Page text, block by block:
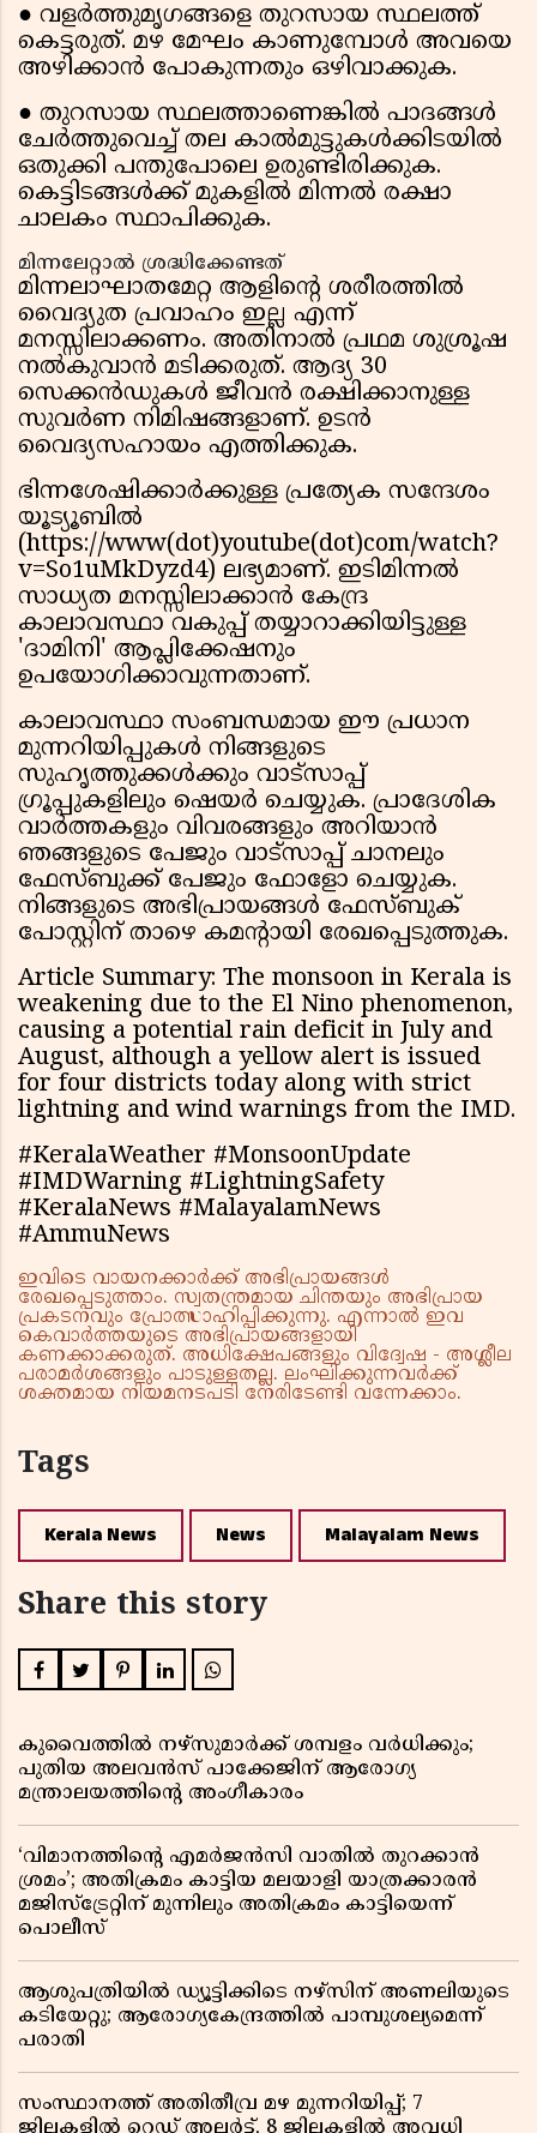
● വളർത്തുമൃഗങ്ങളെ തുറസായ സ്ഥലത്ത്
കെട്ടരുത്. മഴ മേഘം കാണുമ്പോൾ അവയെ
അഴിക്കാൻ പോകുന്നതും ഒഴിവാക്കുക.
● തുറസായ സ്ഥലത്താണെങ്കിൽ പാദങ്ങൾ
ചേർത്തുവെച്ച് തല കാൽമുട്ടുകൾക്കിടയിൽ
ഒതുക്കി പന്തുപോലെ ഉരുണ്ടിരിക്കുക.
കെട്ടിടങ്ങൾക്ക് മുകളിൽ മിന്നൽ രക്ഷാ
ചാലകം സ്ഥാപിക്കുക.
മിന്നലേറ്റാൽ ശ്രദ്ധിക്കേണ്ടത്
മിന്നലാഘാതമേറ്റ ആളിൻ്റെ ശരീരത്തിൽ
വൈദ്യുത പ്രവാഹം ഇല്ല എന്ന്
മനസ്സിലാക്കണം. അതിനാൽ പ്രഥമ ശുശ്രൂഷ
നൽകുവാൻ മടിക്കരുത്. ആദ്യ 30
സെക്കൻഡുകൾ ജീവൻ രക്ഷിക്കാനുള്ള
സുവർണ നിമിഷങ്ങളാണ്. ഉടൻ
വൈദ്യസഹായം എത്തിക്കുക.
ഭിന്നശേഷിക്കാർക്കുള്ള പ്രത്യേക സന്ദേശം
യൂട്യൂബിൽ
(https://www(dot)youtube(dot)com/watch?
v=So1uMkDyzd4) ലഭ്യമാണ്. ഇടിമിന്നൽ
സാധ്യത മനസ്സിലാക്കാൻ കേന്ദ്ര
കാലാവസ്ഥാ വകുപ്പ് തയ്യാറാക്കിയിട്ടുള്ള
'ദാമിനി' ആപ്ലിക്കേഷനും
ഉപയോഗിക്കാവുന്നതാണ്.
കാലാവസ്ഥാ സംബന്ധമായ ഈ പ്രധാന
മുന്നറിയിപ്പുകൾ നിങ്ങളുടെ
സുഹൃത്തുക്കൾക്കും വാട്സാപ്പ്
ഗ്രൂപ്പുകളിലും ഷെയർ ചെയ്യുക. പ്രാദേശിക
വാർത്തകളും വിവരങ്ങളും അറിയാൻ
ഞങ്ങളുടെ പേജും വാട്സാപ്പ് ചാനലും
ഫേസ്ബുക്ക് പേജും ഫോളോ ചെയ്യുക.
നിങ്ങളുടെ അഭിപ്രായങ്ങൾ ഫേസ്ബുക്
പോസ്റ്റിന് താഴെ കമൻ്റായി രേഖപ്പെടുത്തുക.
Article Summary: The monsoon in Kerala is
weakening due to the El Nino phenomenon,
causing a potential rain deficit in July and
August, although a yellow alert is issued
for four districts today along with strict
lightning and wind warnings from the IMD.
#KeralaWeather #MonsoonUpdate
#IMDWarning #LightningSafety
#KeralaNews #MalayalamNews
#AmmuNews
ഇവിടെ വായനക്കാർക്ക് അഭിപ്രായങ്ങൾ
രേഖപ്പെടുത്താം. സ്വതന്ത്രമായ ചിന്തയും അഭിപ്രായ
പ്രകടനവും പ്രോത്സാഹിപ്പിക്കുന്നു. എന്നാൽ ഇവ
കെവാർത്തയുടെ അഭിപ്രായങ്ങളായി
കണക്കാക്കരുത്. അധിക്ഷേപങ്ങളും വിദ്വേഷ - അശ്ലീല
പരാമർശങ്ങളും പാടുള്ളതല്ല. ലംഘിക്കുന്നവർക്ക്
ശക്തമായ നിയമനടപടി നേരിടേണ്ടി വന്നേക്കാം.
Tags
Kerala News News Malayalam News
Share this story
കുവൈത്തിൽ നഴ്‌സുമാർക്ക് ശമ്പളം വർധിക്കും;
പുതിയ അലവൻസ് പാക്കേജിന് ആരോഗ്യ
മന്ത്രാലയത്തിൻ്റെ അംഗീകാരം
‘വിമാനത്തിൻ്റെ എമർജൻസി വാതിൽ തുറക്കാൻ
ശ്രമം’; അതിക്രമം കാട്ടിയ മലയാളി യാത്രക്കാരൻ
മജിസ്ട്രേറ്റിന് മുന്നിലും അതിക്രമം കാട്ടിയെന്ന്
പൊലീസ്
ആശുപത്രിയിൽ ഡ്യൂട്ടിക്കിടെ നഴ്സിന് അണലിയുടെ
കടിയേറ്റു; ആരോഗ്യകേന്ദ്രത്തിൽ പാമ്പുശല്യമെന്ന്
പരാതി
സംസ്ഥാനത്ത് അതിതീവ്ര മഴ മുന്നറിയിപ്പ്; 7